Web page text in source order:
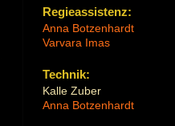
Regieassistenz:
Anna Botzenhardt
Varvara Imas
Technik:
Kalle Zuber
Anna Botzenhardt